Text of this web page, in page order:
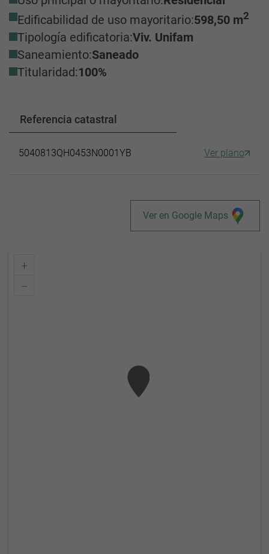
Edificabilidad de uso mayoritario:598,50 m2
Tipología edificatoria:Viv. Unifam
Saneamiento:Saneado
Titularidad:100%
Referencia catastral
5040813QH0453N0001YB Ver plano
Ver en Google Maps
+
–